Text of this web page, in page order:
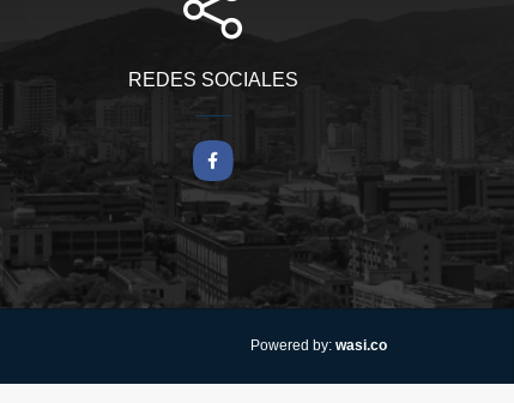
REDES SOCIALES
Facebook
Powered by: wasi.co